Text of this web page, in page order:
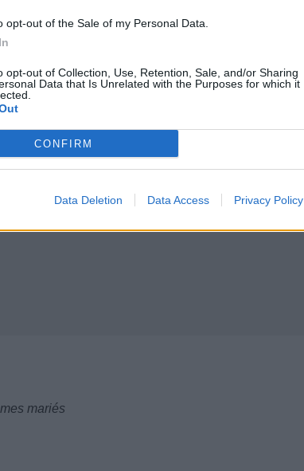
opt-out of the Sale of my Personal Data.
opt-out of Collection, Use, Retention, Sale, and/or Sharing
Data that Is Unrelated with the Purposes for which it
CONFIRM
Data Deletion Data Access Privacy Policy
mariés